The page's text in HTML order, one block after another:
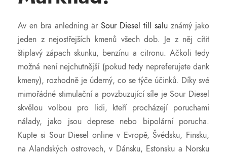
Av en bra anledning är Sour Diesel till salu známý jako
jeden z nejostřejších kmenů všech dob. Je z něj cítit
štiplavý zápach skunku, benzínu a citronu. Ačkoli tedy
možná není nejchutnější (pokud tedy nepreferujete dank
kmeny), rozhodně je úderný, co se týče účinků. Díky své
mimořádné stimulační a povzbuzující síle je Sour Diesel
skvělou volbou pro lidi, kteří procházejí poruchami
nálady, jako jsou deprese nebo bipolární porucha.
Kupte si Sour Diesel online v Evropě, Švédsku, Finsku,
na Alandských ostrovech, v Dánsku, Estonsku a Norsku